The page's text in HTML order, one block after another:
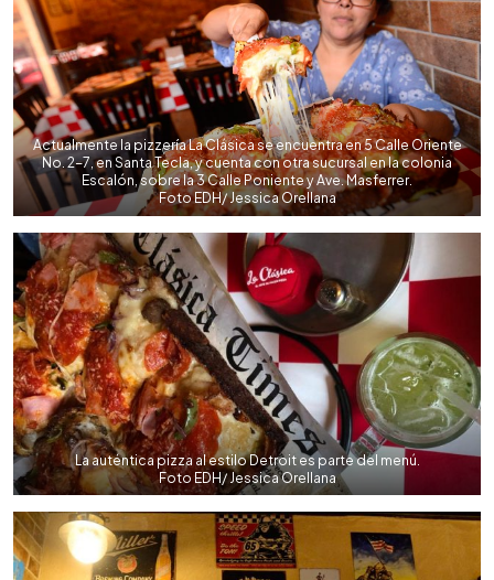
Actualmente la pizzería La Clásica se encuentra en 5 Calle Oriente
No. 2-7, en Santa Tecla, y cuenta con otra sucursal en la colonia
Escalón, sobre la 3 Calle Poniente y Ave. Masferrer.
Foto EDH/ Jessica Orellana
La auténtica pizza al estilo Detroit es parte del menú.
Foto EDH/ Jessica Orellana